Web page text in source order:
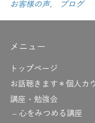
お客様の声, ブログ
メニュー
トップページ
お話聴きます＊個人カ
講座・勉強会
心をみつめる講座